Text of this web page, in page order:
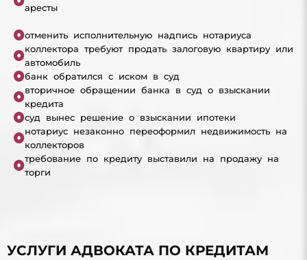
аресты
отменить исполнительную надпись нотариуса
коллектора требуют продать залоговую квартиру или
автомобиль
банк обратился с иском в суд
вторичное обращении банка в суд о взыскании
кредита
суд вынес решение о взыскании ипотеки
нотариус незаконно переоформил недвижимость на
коллекторов
требование по кредиту выставили на продажу на
торги
УСЛУГИ АДВОКАТА ПО КРЕДИТАМ